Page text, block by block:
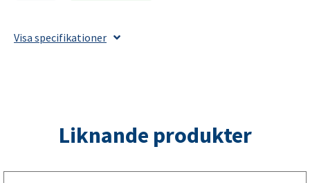
1000Kg
Visa specifikationer
Liknande produkter